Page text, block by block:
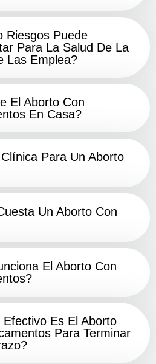
Riesgos Puede
Para La Salud De La
Las Emplea?
El Aborto Con
En Casa?
Para Un Aborto
Un Aborto Con
El Aborto Con
Efectivo Es El Aborto
Para Terminar